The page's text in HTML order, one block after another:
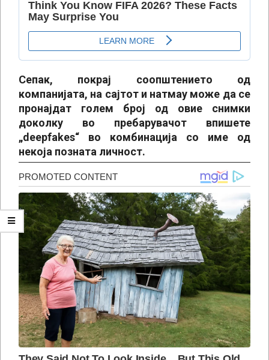
Сепак, покрај соопштението од
компанијата, на сајтот и натмау може да се
пронајдат голем број од овие снимки
доколку во пребарувачот впишете
„deepfakes“ во комбинација со име од
некоја позната личност.